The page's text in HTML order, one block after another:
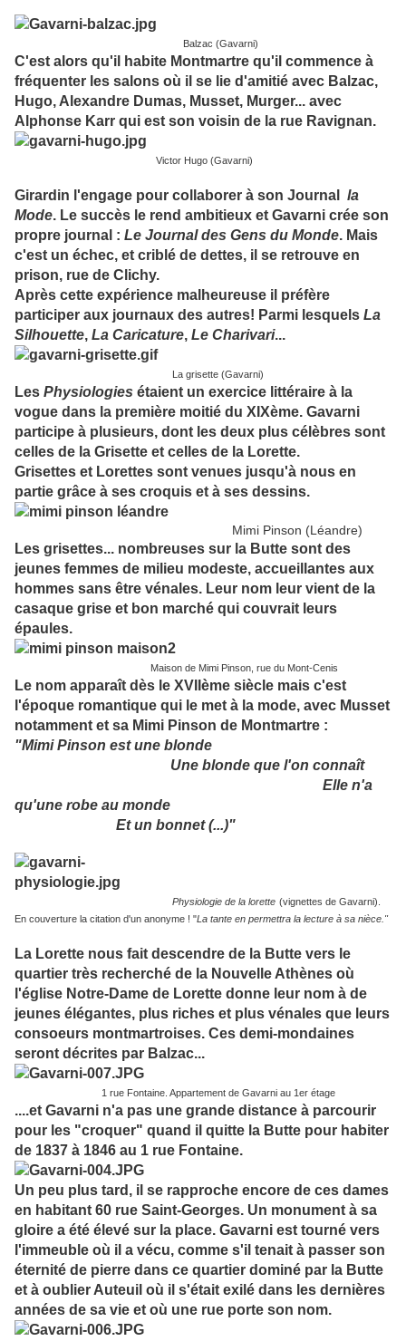
Balzac (Gavarni)
C'est alors qu'il habite Montmartre qu'il commence à
fréquenter les salons où il se lie d'amitié avec Balzac,
Hugo, Alexandre Dumas, Musset, Murger... avec
Alphonse Karr qui est son voisin de la rue Ravignan.
Victor Hugo (Gavarni)
Girardin l'engage pour collaborer à son Journal
la
Mode. Le succès le rend ambitieux et Gavarni crée son
propre journal : Le Journal des Gens du Monde. Mais
c'est un échec, et criblé de dettes, il se retrouve en
prison, rue de Clichy.
Après cette expérience malheureuse il préfère
participer aux journaux des autres! Parmi lesquels La
Silhouette, La Caricature, Le Charivari...
La grisette (Gavarni)
Les Physiologies étaient un exercice littéraire à la
vogue dans la première moitié du XIXème. Gavarni
participe à plusieurs, dont les deux plus célèbres sont
celles de la Grisette et celles de la Lorette.
Grisettes et Lorettes sont venues jusqu'à nous en
partie grâce à ses croquis et à ses dessins.
Mimi Pinson (Léandre)
Les grisettes... nombreuses sur la Butte sont des
jeunes femmes de milieu modeste, accueillantes aux
hommes sans être vénales. Leur nom leur vient de la
casaque grise et bon marché qui couvrait leurs
épaules.
Maison de Mimi Pinson, rue du Mont-Cenis
Le nom apparaît dès le XVIIème siècle mais c'est
l'époque romantique qui le met à la mode, avec Musset
notamment et sa Mimi Pinson de Montmartre :
"Mimi Pinson est une blonde
Une blonde que l'on connaît
Elle n'a
qu'une robe au monde
Et un bonnet (...)"
Physiologie de la lorette (vignettes de Gavarni).
En couverture la citation d'un anonyme ! "La tante en permettra la lecture à sa nièce."
La Lorette nous fait descendre de la Butte vers le
quartier très recherché de la Nouvelle Athènes où
l'église Notre-Dame de Lorette donne leur nom à de
jeunes élégantes, plus riches et plus vénales que leurs
consoeurs montmartroises. Ces demi-mondaines
seront décrites par Balzac...
1 rue Fontaine. Appartement de Gavarni au 1er étage
....et Gavarni n'a pas une grande distance à parcourir
pour les "croquer" quand il quitte la Butte pour habiter
de 1837 à 1846 au 1 rue Fontaine.
Un peu plus tard, il se rapproche encore de ces dames
en habitant 60 rue Saint-Georges. Un monument à sa
gloire a été élevé sur la place. Gavarni est tourné vers
l'immeuble où il a vécu, comme s'il tenait à passer son
éternité de pierre dans ce quartier dominé par la Butte
et à oublier Auteuil où il s'était exilé dans les dernières
années de sa vie et où une rue porte son nom.